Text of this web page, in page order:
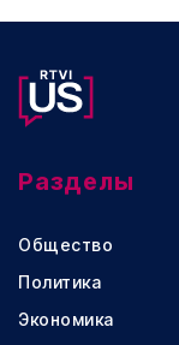
Разделы
Общество
Политика
Экономика